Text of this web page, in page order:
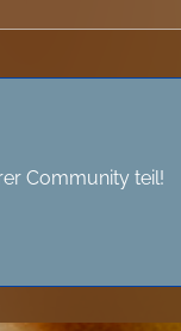
Community teil!